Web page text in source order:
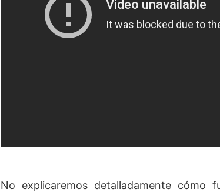
No explicaremos detalladamente